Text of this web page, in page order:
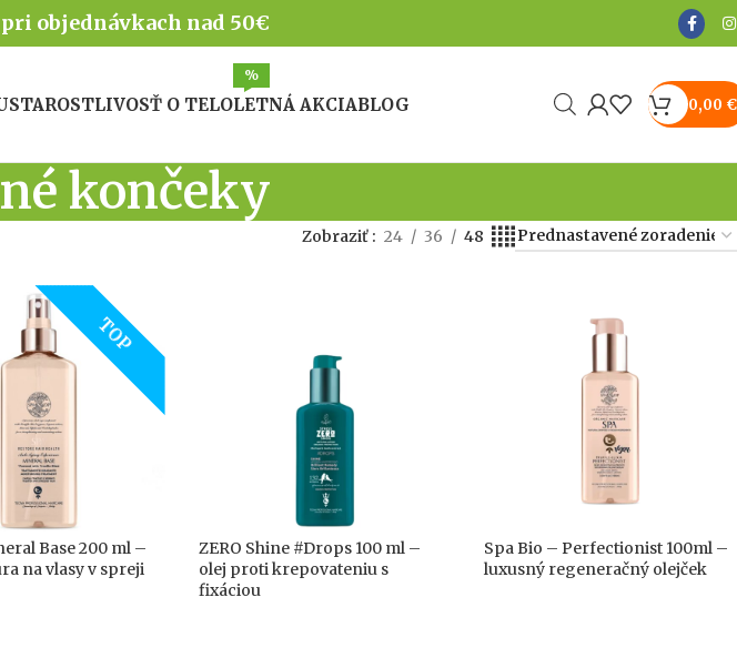
objednávkach nad 50€
STAROSTLIVOSŤ O TELOLETNÁ AKCIA
%
BLOG 0,00 €
končeky
Zobraziť 24 36 48
TOP
Base 200 ml –
na vlasy v spreji
ZERO Shine #Drops 100 ml –
olej proti krepovateniu s
fixáciou
Spa Bio – Perfectionist 100ml –
luxusný regeneračný olejček